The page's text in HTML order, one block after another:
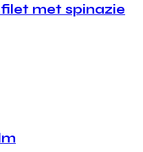
met spinazie